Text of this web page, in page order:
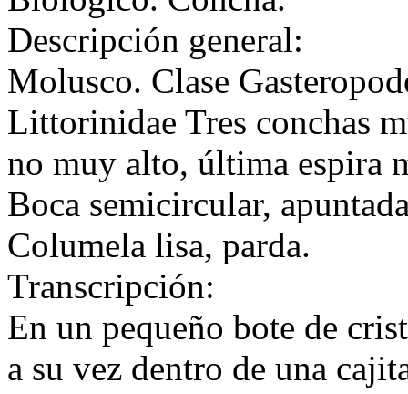
Descripción general:
Molusco. Clase
Littorinidae Tres conchas
no muy alto, última espira
Boca semicircular,
Columela lisa, parda.
Transcripción:
En un pequeño bote de
a su vez dentro de una